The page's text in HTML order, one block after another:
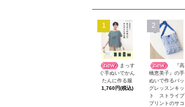
1
まっす
ぐ手ぬいでかん
たんに作る服
1,760円(税込)
2
『高
橋恵美子』の手
ぬいで作るバッ
グレッスンキッ
ト ストライプ
プリントのサコ